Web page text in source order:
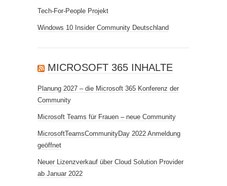
Tech-For-People Projekt
Windows 10 Insider Community Deutschland
MICROSOFT 365 INHALTE
Planung 2027 – die Microsoft 365 Konferenz der
Community
Microsoft Teams für Frauen – neue Community
MicrosoftTeamsCommunityDay 2022 Anmeldung
geöffnet
Neuer Lizenzverkauf über Cloud Solution Provider
ab Januar 2022